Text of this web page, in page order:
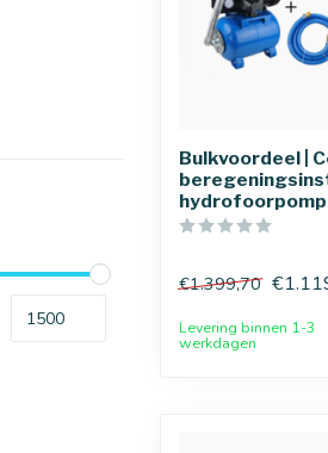
Bulkvoordeel |
hydrofoorpomp
€1.399,70
Levering binnen 1-3
werkdagen